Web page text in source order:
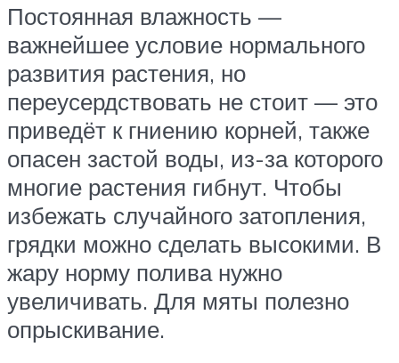
Постоянная влажность —
важнейшее условие нормального
развития растения, но
переусердствовать не стоит — это
приведёт к гниению корней, также
опасен застой воды, из-за которого
многие растения гибнут. Чтобы
избежать случайного затопления,
грядки можно сделать высокими. В
жару норму полива нужно
увеличивать. Для мяты полезно
опрыскивание.